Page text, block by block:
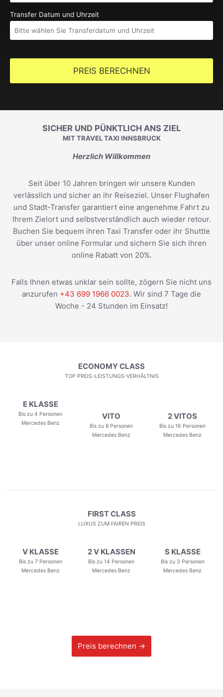
Transfer Datum und Uhrzeit
PREIS BERECHNEN
SICHER UND PÜNKTLICH ANS ZIEL
MIT TRAVEL TAXI INNSBRUCK
Herzlich Willkommen
Seit über 10 Jahren bringen wir unsere Kunden
verlässlich und sicher an ihr Reiseziel. Unser Flughafen
und Stadt-Transfer garantiert eine angenehme Fahrt zu
Ihrem Zielort und selbstverständlich auch wieder retour.
Buchen Sie bequem ihren Taxi Transfer oder ihr Shuttle
über unser online Formular und sichern Sie sich ihren
online Rabatt von 20%.
Falls Ihnen etwas unklar sein sollte, zögern Sie nicht uns
anzurufen +43 699 1966 0023. Wir sind 7 Tage die
Woche - 24 Stunden im Einsatz!
ECONOMY CLASS
TOP PREIS-LEISTUNGS-VERHÄLTNIS
E KLASSE
Bis zu 4 Personen
Mercedes Benz
VITO
Bis zu 8 Personen
Mercedes Benz
2 VITOS
Bis zu 16 Personen
Mercedes Benz
FIRST CLASS
LUXUS ZUM FAIREN PREIS
V KLASSE
Bis zu 7 Personen
Mercedes Benz
2 V KLASSEN
Bis zu 14 Personen
Mercedes Benz
S KLASSE
Bis zu 3 Personen
Mercedes Benz
Preis berechnen →